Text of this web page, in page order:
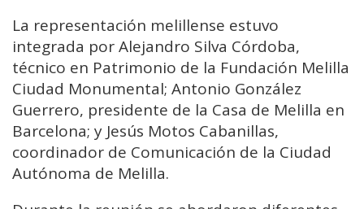
La representación melillense estuvo
integrada por Alejandro Silva Córdoba,
técnico en Patrimonio de la Fundación Melilla
Ciudad Monumental; Antonio González
Guerrero, presidente de la Casa de Melilla en
Barcelona; y Jesús Motos Cabanillas,
coordinador de Comunicación de la Ciudad
Autónoma de Melilla.